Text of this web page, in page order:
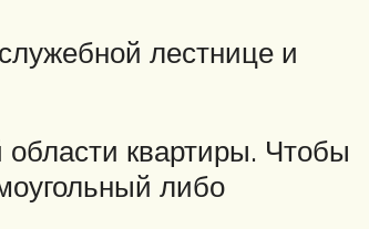
лестнице и
области квартиры. Чтобы
либо